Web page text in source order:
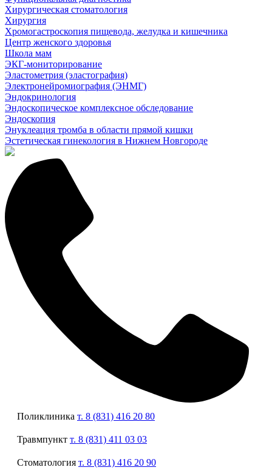
Хирургическая стоматология
Хирургия
Хромогастроскопия пищевода, желудка и кишечника
Центр женского здоровья
Школа мам
ЭКГ-мониторирование
Эластометрия (эластография)
Электронейромиография (ЭНМГ)
Эндокринология
Эндоскопическое комплексное обследование
Эндоскопия
Энуклеация тромба в области прямой кишки
Эстетическая гинекология в Нижнем Новгороде
Поликлиника т. 8 (831) 416 20 80
Травмпункт т. 8 (831) 411 03 03
Стоматология т. 8 (831) 416 20 90